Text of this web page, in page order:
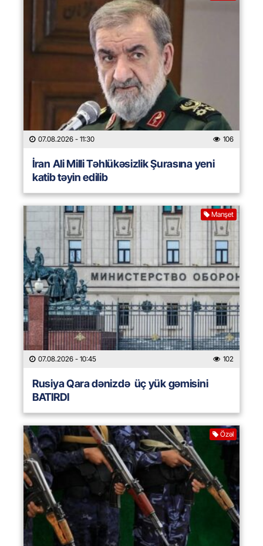
07.08.2026 - 11:30 106
İran Ali Milli Təhlükəsizlik Şurasına yeni
katib təyin edilib
Manşet
07.08.2026 - 10:45 102
Rusiya Qara dənizdə üç yük gəmisini
BATIRDI
Özəl